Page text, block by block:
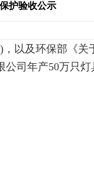
护验收公示
以及环保部《关
公司 年产50万只